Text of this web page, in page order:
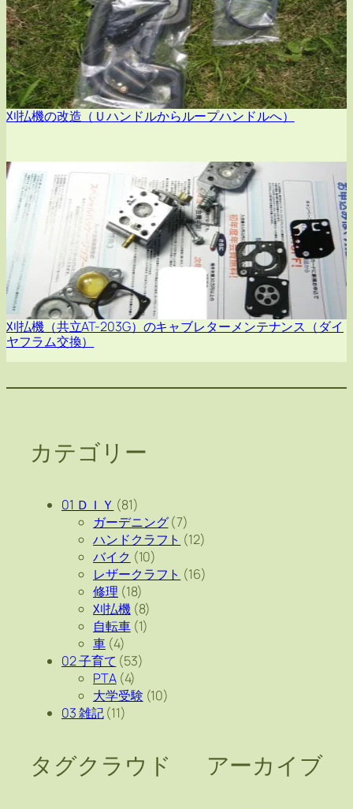
刈払機の改造（Ｕハンドルからループハンドルへ）
刈払機（共立AT-203G）のキャブレターメンテナンス（ダイ
ヤフラム交換）
カテゴリー
01 ＤＩＹ (81)
ガーデニング(7)
ハンドクラフト (12)
バイク (10)
レザークラフト (16)
修理(18)
刈払機(8)
自転車(1)
車(4)
02 子育て (53)
PTA(4)
大学受験 (10)
03 雑記(11)
タグクラウド アーカイブ